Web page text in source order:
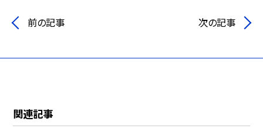
前の記事 次の記事
関連記事